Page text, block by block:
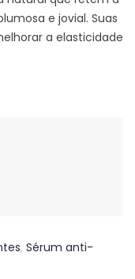
e jovial. Suas
a elasticidade
, Sérum anti-